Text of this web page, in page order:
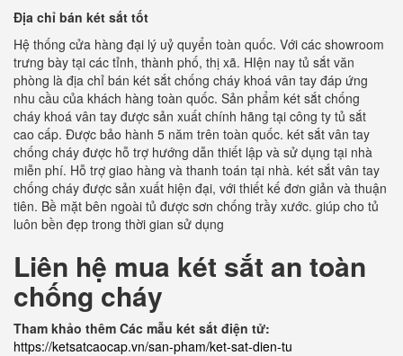
Địa chỉ bán két sắt tốt
Hệ thống cửa hàng đại lý uỷ quyển toàn quốc. Với các showroom
trưng bày tại các tỉnh, thành phố, thị xã. HIện nay tủ sắt văn
phòng là địa chỉ bán két sắt chống cháy khoá vân tay đáp ứng
nhu cầu của khách hàng toàn quốc. Sản phẩm két sắt chống
cháy khoá vân tay được sản xuất chính hãng tại công ty tủ sắt
cao cấp. Được bảo hành 5 năm trên toàn quốc. két sắt vân tay
chống cháy được hỗ trợ hướng dẫn thiết lập và sử dụng tại nhà
miễn phí. Hỗ trợ giao hàng và thanh toán tại nhà. két sắt vân tay
chống cháy được sản xuất hiện đại, với thiết kế đơn giản và thuận
tiên. Bề mặt bên ngoài tủ được sơn chống trầy xước. giúp cho tủ
luôn bền đẹp trong thời gian sử dụng
Liên hệ mua két sắt an toàn
chống cháy
Tham khảo thêm Các mẫu két sắt điện tử:
https://ketsatcaocap.vn/san-pham/ket-sat-dien-tu